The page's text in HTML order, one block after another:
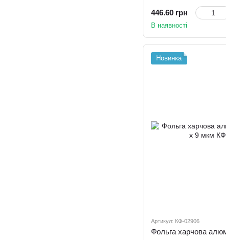
446.60 грн
В наявності
Новинка
Артикул: КФ-02906